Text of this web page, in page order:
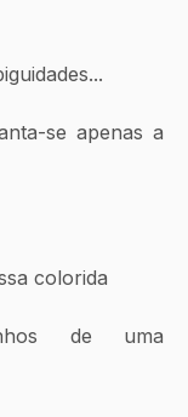
se apenas a
colorida
de uma